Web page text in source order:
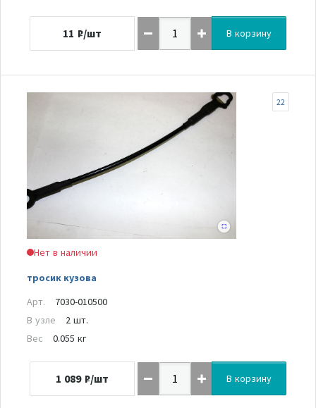
11 ₽/шт В корзину
Нет в наличии
тросик кузова
22
Арт.
7030-010500
В узле
2 шт.
Вес
0.055 кг
1 089 ₽/шт В корзину